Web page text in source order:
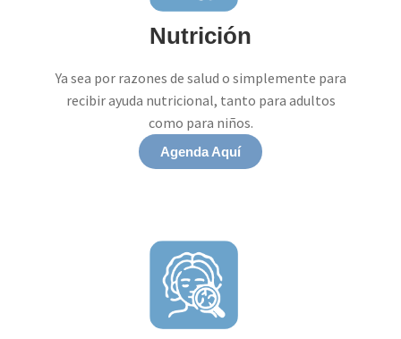
Nutrición
Ya sea por razones de salud o simplemente para
recibir ayuda nutricional, tanto para adultos
como para niños.
Agenda Aquí